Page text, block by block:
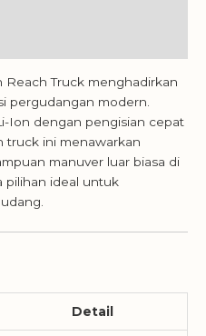
Reach Truck menghadirkan
pergudangan modern.
Ion dengan pengisian cepat
truck ini menawarkan
manuver luar biasa di
pilihan ideal untuk
Detail